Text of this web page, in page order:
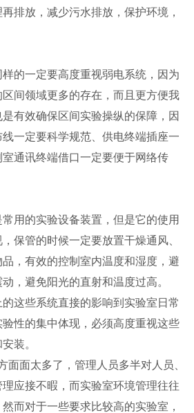
排放，减少污水排放，保护环境，
的一定要高度重视弱电系统，因为
间领域更多的存在，而且更方便我
有效确保区间实验操纵的保障，因
一定要科学规范、供电终端插座一
通讯终端借口一定要便于网络传
用的实验设备装置，但是它的使用
保管的时候一定要放置干燥通风、
，有效的控制室内温度和湿度，避
，避免阳光的直射和温度过高。
这些系统直接的影响到实验室日常
性的集中体现，必须高度重视这些
装。
面面太多了，管理人员多半对人员、
应接不暇，而实验室环境管理往往
而对于一些要求比较高的实验室，